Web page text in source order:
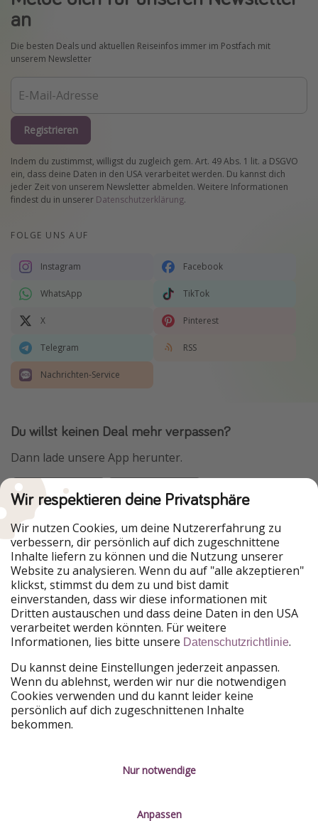
an
Die besten Deals und aktuellen Reiseinfos immer im Postfach mit
unserem Newsletter
Registrieren
Indem du zustimmst, willigst du zugleich gem. Art. 49 Abs. 1 lit. a DSGVO
ein, dass deine Daten in den USA verarbeitet werden. Du kannst dich
jeder Zeit von unserem Newsletter abmelden. Weitere Informationen
findest du in unserer Datenschutzerklärung.
FOLGE UNS AUF
Instagram Facebook
WhatsApp TikTok
X Pinterest
Telegram RSS
Nachrichten-Service
Du willst keinen Deal mehr verpassen?
Dann lade unsere App herunter.
Urlaubspiraten ist Teil der HolidayPirates Group
Unsere Märkte
PiratinViaggio
HolidayPirates
VakantiePiraten
WakacyjniPiraci
VoyagesPirates
Ferienpiraten
Urlaubspiraten
ViajerosPiratas
TravelPirates
HolidayPirates Group
Lerne uns kennen
Über uns
Rechtliches
Kontakt
Wir respektieren deine Privatsphäre
Wir nutzen Cookies, um deine Nutzererfahrung zu
verbessern, dir persönlich auf dich zugeschnittene
Inhalte liefern zu können und die Nutzung unserer
Website zu analysieren. Wenn du auf "alle akzeptieren"
klickst, stimmst du dem zu und bist damit
einverstanden, dass wir diese informationen mit
Dritten austauschen und dass deine Daten in den USA
verarbeitet werden könnten. Für weitere
Informationen, lies bitte unsere Datenschutzrichtlinie.
Du kannst deine Einstellungen jederzeit anpassen.
Wenn du ablehnst, werden wir nur die notwendigen
Cookies verwenden und du kannt leider keine
persönlich auf dich zugeschnittenen Inhalte
bekommen.
Nur notwendige
Anpassen